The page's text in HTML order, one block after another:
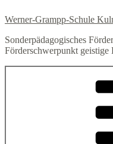
Inhalt
Werner-Grampp-Schule
Sonderpädagogisches
Förderschwerpunkt